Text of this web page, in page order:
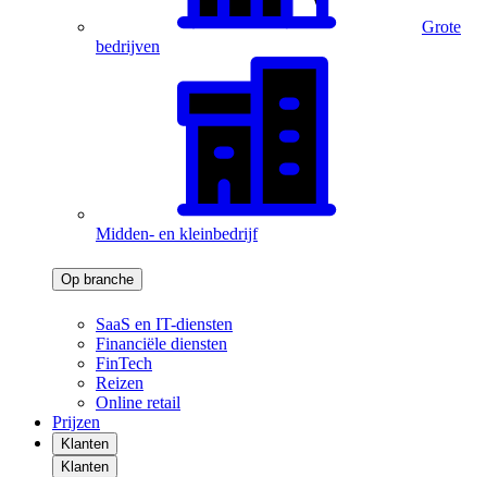
Grote
bedrijven
Midden- en kleinbedrijf
Op branche
SaaS en IT-diensten
Financiële diensten
FinTech
Reizen
Online retail
Prijzen
Klanten
Klanten